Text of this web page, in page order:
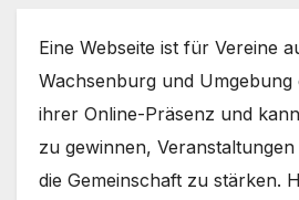
Eine Webseite ist für Vereine
Wachsenburg und Umgebung
ihrer Online-Präsenz und
zu gewinnen,
die Gemeinschaft zu stärken.